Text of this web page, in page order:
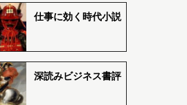
仕事に効く時代小説
深読みビジネス書評